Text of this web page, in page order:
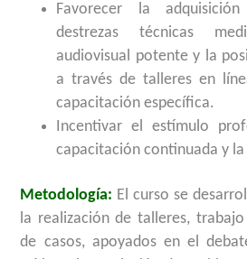
Favorecer la
destrezas técnicas
audiovisual potente y la
a través de talleres en
capacitación específica.
Incentivar el estímulo
capacitación continuada y
Metodología: El curso se
la realización de talleres,
de casos, apoyados en el